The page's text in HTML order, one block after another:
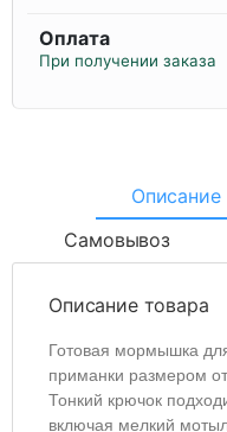
Оплата
При получении заказа
Описание
Самовывоз
Описание товара
Готовая мормышка
приманки размером
Тонкий крючок
включая мелкий